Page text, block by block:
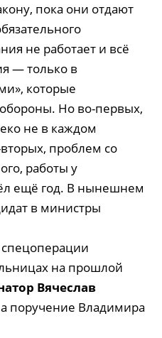
пока они отдают
не работает и всё
— только в
которые
Но во-первых,
не в каждом
проблем со
работы у
ещё год. В нынешнем
в министры
на прошлой
Вяче­слав
поручение Владимира